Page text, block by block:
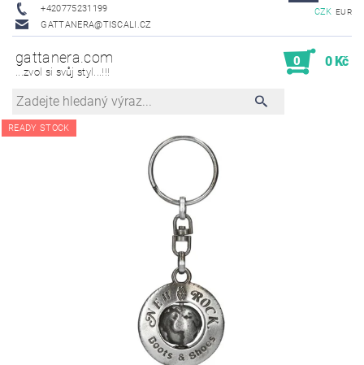
+420775231199
GATTANERA@TISCALI.CZ
CZK EUR
gattanera.com
...zvol si svůj styl...!!!
0 0 Kč
READY STOCK